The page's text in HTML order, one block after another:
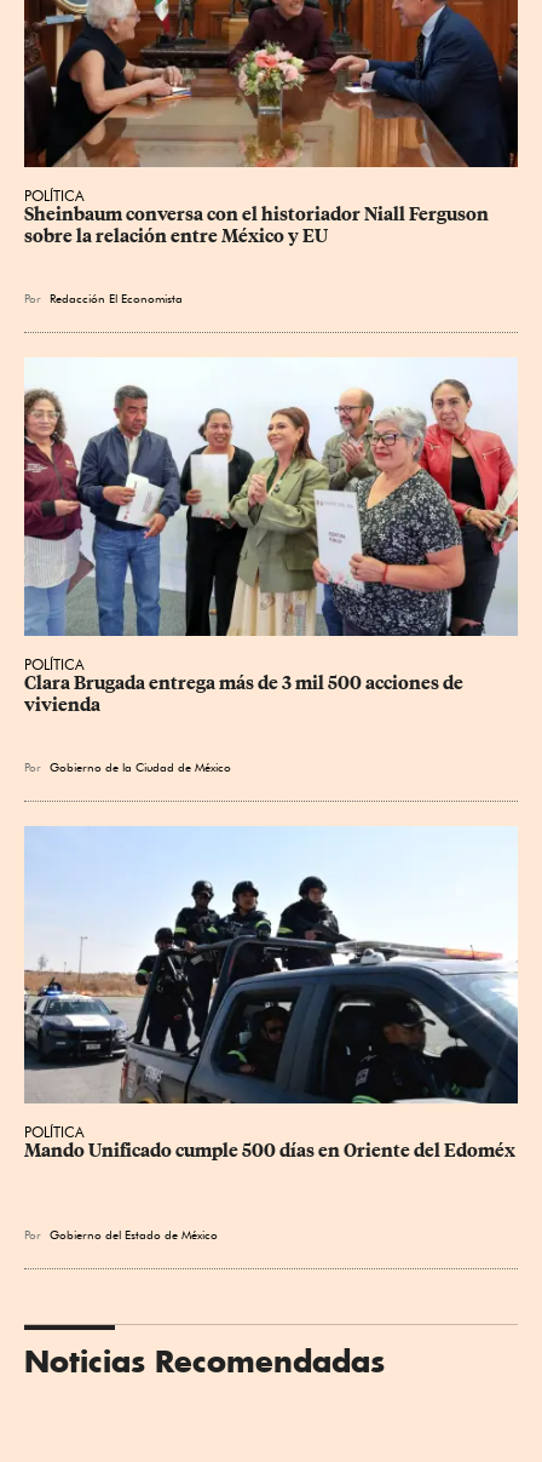
POLÍTICA
Sheinbaum conversa con el historiador Niall Ferguson
sobre la relación entre México y EU
Por Redacción El Economista
POLÍTICA
Clara Brugada entrega más de 3 mil 500 acciones de
vivienda
Por Gobierno de la Ciudad de México
POLÍTICA
Mando Unificado cumple 500 días en Oriente del Edoméx
Por Gobierno del Estado de México
Noticias Recomendadas